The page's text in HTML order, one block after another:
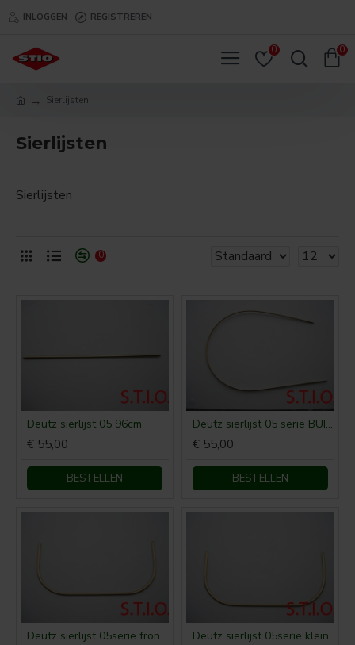
INLOGGEN REGISTREREN
0 0
Sierlijsten
Sierlijsten
Sierlijsten
0
Deutz sierlijst 05 96cm
€ 55,00
BESTELLEN
Deutz sierlijst 05 serie BUIK lang
€ 55,00
BESTELLEN
Deutz sierlijst 05serie front groot Deutz sierlijst 05serie klein